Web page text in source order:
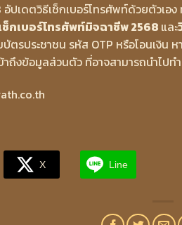
ปเดตวิธีเช็กเบอร์โทรศัพท์ด้วยตัวเอ
ช็กเบอร์โทรศัพท์มิจฉาชีพ 2568 และ
ตรประชาชน รหัส OTP หรือโอนเงิน
ถึงข้อมูลส่วนตัว ที่อาจสามารถนำไปท
X Line